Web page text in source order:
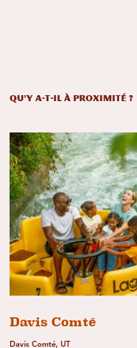
Qu'y a-t-il à proximité ?
Davis Comté
Davis Comté, UT